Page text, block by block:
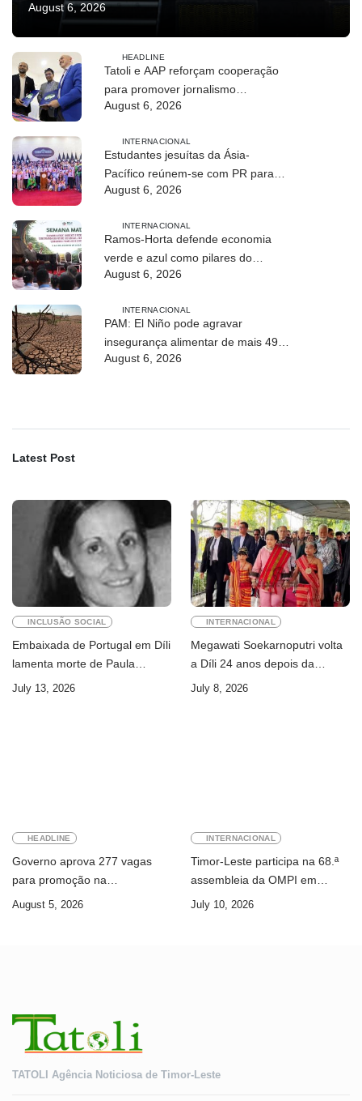
August 6, 2026
HEADLINE
Tatoli e AAP reforçam cooperação
para promover jornalismo
profissional em Timor-Leste
August 6, 2026
INTERNACIONAL
Estudantes jesuítas da Ásia-
Pacífico reúnem-se com PR para
conhecer processo de paz no país
August 6, 2026
INTERNACIONAL
Ramos-Horta defende economia
verde e azul como pilares do
desenvolvimento sustentável de
August 6, 2026
INTERNACIONAL
PAM: El Niño pode agravar
insegurança alimentar de mais 49
milhões de pessoas até 2027
August 6, 2026
Latest Post
INCLUSÃO SOCIAL
Embaixada de Portugal em Díli
lamenta morte de Paula
Ferreira Pinto
July 13, 2026
INTERNACIONAL
Megawati Soekarnoputri volta
a Díli 24 anos depois da
primeira visita
July 8, 2026
HEADLINE
Governo aprova 277 vagas
para promoção na
Administração Pública
August 5, 2026
INTERNACIONAL
Timor-Leste participa na 68.ª
assembleia da OMPI em
Genebra
July 10, 2026
TATOLI Agência Noticiosa de Timor-Leste